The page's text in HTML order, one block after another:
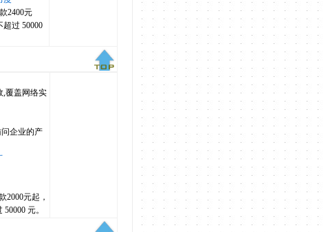
2400元
过 50000
,覆盖网络实
企业的产
2000元起，
元。